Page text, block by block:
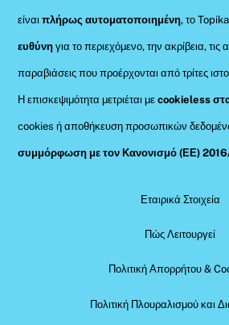
είναιπλήρως αυτοματοποιημένη, το
ευθύνη για το περιεχόμενο, την ακρίβεια, τις
παραβιάσεις που προέρχονται από τρίτες
Η επισκεψιμότητα μετριέται μεcookieless
cookies ή αποθήκευση προσωπικών
συμμόρφωση με τον Κανονισμό (ΕΕ)
Εταιρικά Στοιχεία
Πώς Λειτουργεί
Πολιτική Απορρήτου &
Πολιτική Πλουραλισμού και